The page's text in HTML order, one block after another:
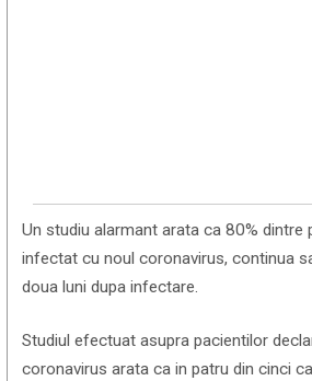
Un studiu alarmant arata ca 80% dintre
infectat cu noul coronavirus, continua
doua luni dupa infectare.
Studiul efectuat asupra pacientilor
coronavirus arata ca in patru din cinci